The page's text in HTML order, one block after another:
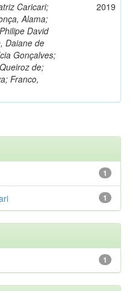
Caricari;
Alama;
David
Daiane de
Gonçalves;
de;
Franco,
2019
1
1
1